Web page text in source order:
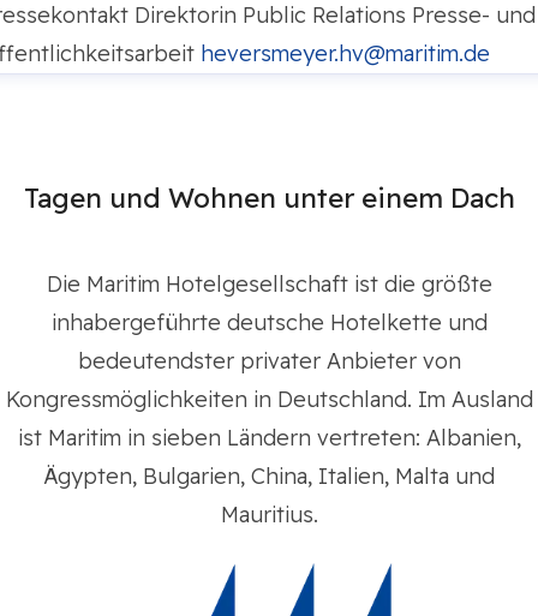
Direktorin Public Relations Presse- und
heversmeyer.hv@maritim.de
Tagen und Wohnen unter einem Dach
Die Maritim Hotelgesellschaft ist die größte
inhabergeführte deutsche Hotelkette und
bedeutendster privater Anbieter von
Kongressmöglichkeiten in Deutschland. Im Ausland
ist Maritim in sieben Ländern vertreten: Albanien,
Ägypten, Bulgarien, China, Italien, Malta und
Mauritius.